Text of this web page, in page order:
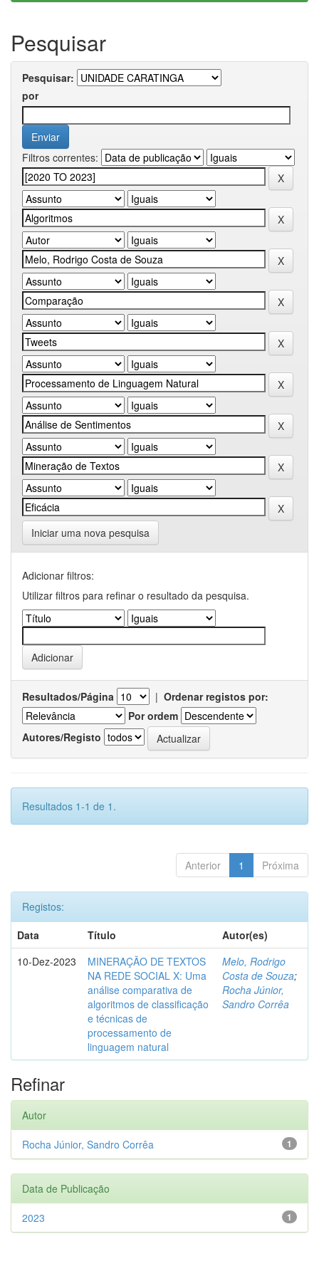
Pesquisar
Pesquisar:
por
Filtros correntes:
Iniciar uma nova pesquisa
Adicionar filtros:
Utilizar filtros para refinar o resultado da pesquisa.
Resultados/Página | Ordenar registos por:
Por ordem
Autores/Registo
Resultados 1-1 de 1.
Anterior 1 Próxima
Registos:
Data
Título
Autor(es)
10-Dez-2023
MINERAÇÃO DE TEXTOS
NA REDE SOCIAL X: Uma
análise comparativa de
algoritmos de classificação
e técnicas de
processamento de
linguagem natural
Melo, Rodrigo
Costa de Souza;
Rocha Júnior,
Sandro Corrêa
Refinar
Autor
1
Rocha Júnior, Sandro Corrêa
Data de Publicação
1
2023